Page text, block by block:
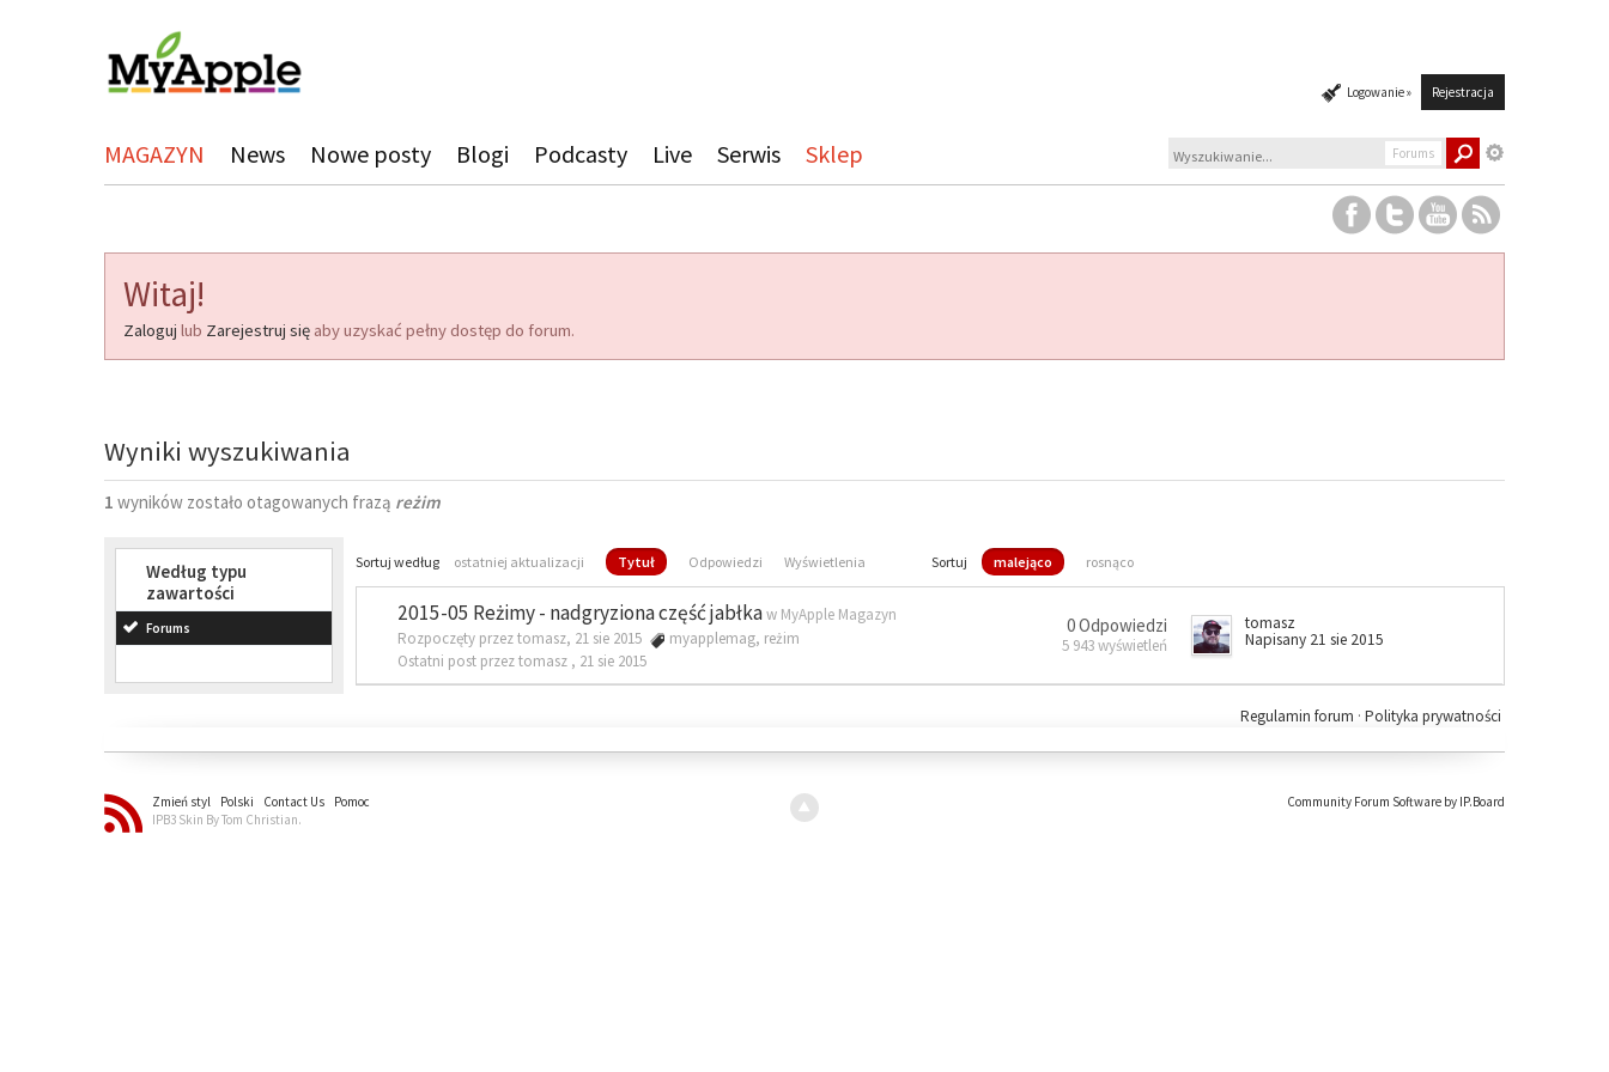
Logowanie » Rejestracja
MAGAZYN News Nowe posty Blogi Podcasty Live Serwis Sklep Forums
Witaj!
Zaloguj lub Zarejestruj się aby uzyskać pełny dostęp do forum.
Wyniki wyszukiwania
1 wyników zostało otagowanych frazą reżim
Według typu
zawartości
Forums
Sortuj według ostatniej aktualizacji Tytuł Odpowiedzi Wyświetlenia Sortuj malejąco rosnąco
2015-05 Reżimy - nadgryziona część jabłkaw MyApple Magazyn
Rozpoczęty przez tomasz, 21 sie 2015
myapplemag, reżim
Ostatni post przez tomasz , 21 sie 2015
0 Odpowiedzi
5 943 wyświetleń
tomasz
Napisany 21 sie 2015
Polityka prywatności
Regulamin forum ·
Zmień styl Polski Contact Us
Pomoc
IPB3 Skin By Tom Christian.
Community Forum Software by IP.Board